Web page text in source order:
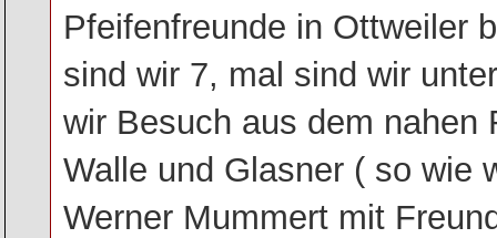
Pfeifenfreunde in Ottweiler
sind wir 7, mal sind wir
wir Besuch aus dem nahen
Walle und Glasner ( so wie
Werner Mummert mit